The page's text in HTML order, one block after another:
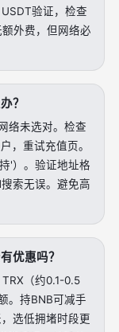
验证，检查
外费，但网络必
？
络未选对。检查
，重试充值页。
'）。验证地址格
索无误。避免高
优惠吗？
（约0.1-0.5
。持BNB可减手
选低拥堵时段更